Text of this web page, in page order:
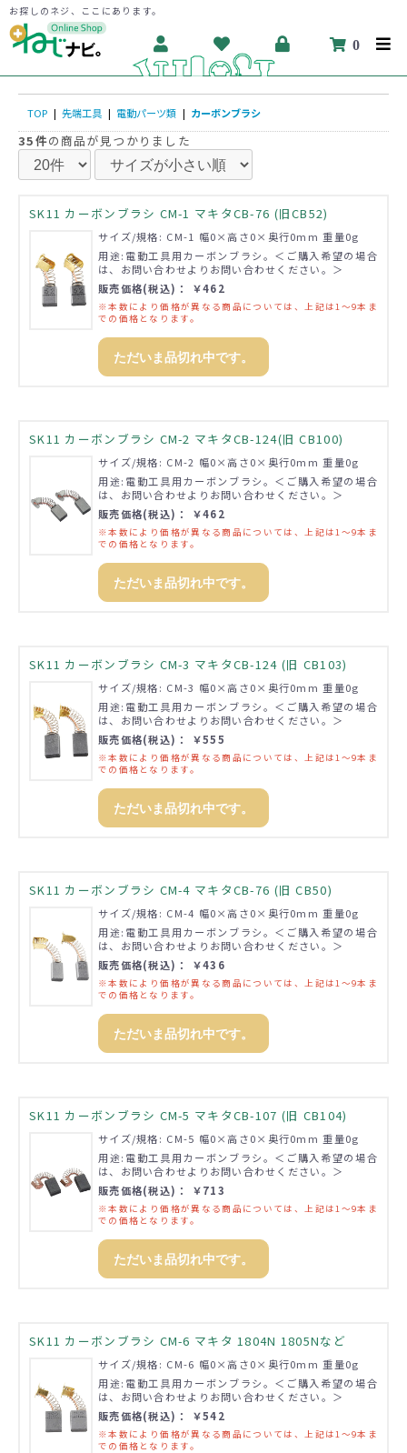
お探しのネジ、ここにあります。
0
TOP | 先端工具 | 電動パーツ類 | カーボンブラシ
35件の商品が見つかりました
SK11 カーボンブラシ CM-1 マキタCB-76 (旧CB52)
サイズ/規格: CM-1 幅0×高さ0×奥行0mm 重量0g
用途:電動工具用カーボンブラシ。＜ご購入希望の場合
は、お問い合わせよりお問い合わせください。＞
販売価格(税込)： ￥462
※本数により価格が異なる商品については、上記は1～9本ま
での価格となります。
ただいま品切れ中です。
SK11 カーボンブラシ CM-2 マキタCB-124(旧 CB100)
サイズ/規格: CM-2 幅0×高さ0×奥行0mm 重量0g
用途:電動工具用カーボンブラシ。＜ご購入希望の場合
は、お問い合わせよりお問い合わせください。＞
販売価格(税込)： ￥462
※本数により価格が異なる商品については、上記は1～9本ま
での価格となります。
ただいま品切れ中です。
SK11 カーボンブラシ CM-3 マキタCB-124 (旧 CB103)
サイズ/規格: CM-3 幅0×高さ0×奥行0mm 重量0g
用途:電動工具用カーボンブラシ。＜ご購入希望の場合
は、お問い合わせよりお問い合わせください。＞
販売価格(税込)： ￥555
※本数により価格が異なる商品については、上記は1～9本ま
での価格となります。
ただいま品切れ中です。
SK11 カーボンブラシ CM-4 マキタCB-76 (旧 CB50)
サイズ/規格: CM-4 幅0×高さ0×奥行0mm 重量0g
用途:電動工具用カーボンブラシ。＜ご購入希望の場合
は、お問い合わせよりお問い合わせください。＞
販売価格(税込)： ￥436
※本数により価格が異なる商品については、上記は1～9本ま
での価格となります。
ただいま品切れ中です。
SK11 カーボンブラシ CM-5 マキタCB-107 (旧 CB104)
サイズ/規格: CM-5 幅0×高さ0×奥行0mm 重量0g
用途:電動工具用カーボンブラシ。＜ご購入希望の場合
は、お問い合わせよりお問い合わせください。＞
販売価格(税込)： ￥713
※本数により価格が異なる商品については、上記は1～9本ま
での価格となります。
ただいま品切れ中です。
SK11 カーボンブラシ CM-6 マキタ 1804N 1805Nなど
サイズ/規格: CM-6 幅0×高さ0×奥行0mm 重量0g
用途:電動工具用カーボンブラシ。＜ご購入希望の場合
は、お問い合わせよりお問い合わせください。＞
販売価格(税込)： ￥542
※本数により価格が異なる商品については、上記は1～9本ま
での価格となります。